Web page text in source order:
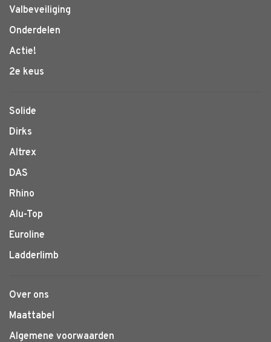
Valbeveiliging
Onderdelen
Actie!
2e keus
Solide
Dirks
Altrex
DAS
Rhino
Alu-Top
Euroline
Ladderlimb
Over ons
Maattabel
Algemene voorwaarden